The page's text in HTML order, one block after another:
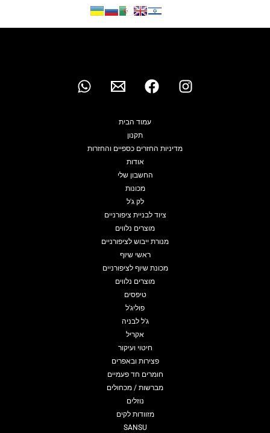
עמוד הבית
תקנון
מדיניות החזרים כספיים והחזרות
אודות
החשבון שלי
מכונות
לק ג'ל
ציוד לבניית ציפורניים
מוצרים נלווים
מנורת ייבוש לציפורניים
ראשי שיוף
מכונת שיוף לציפורניים
מוצרים נלווים
טיפסים
פוליג'ל
ג'ל לבניה
אקריל
חיטוי ועיקור
פצירות ובאפרים
חומרים חד פעמיים
מברשות / מכחולים
נוזלים
מזוודות לקים
SANSU